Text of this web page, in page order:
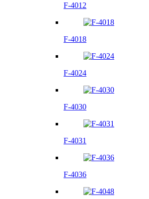
F-4012
F-4018
F-4024
F-4030
F-4031
F-4036